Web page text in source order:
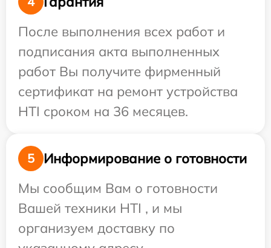
После выполнения всех работ и
подписания акта выполненных
работ Вы получите фирменный
сертификат на ремонт устройства
HTI сроком на 36 месяцев.
5
Информирование о готовности
Мы сообщим Вам о готовности
Вашей техники HTI , и мы
организуем доставку по